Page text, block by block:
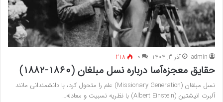
admin آذر 3, 1404 ۰ 218
حقایق معجزه‌آسا درباره نسل مبلغان (۱۸۶۰-۱۸۸۲)
نسل مبلغان (Missionary Generation) علم را متحول کرد، با دانشمندانی مانند
آلبرت انیشتین (Albert Einstein) با نظریه نسبیت و معادله…